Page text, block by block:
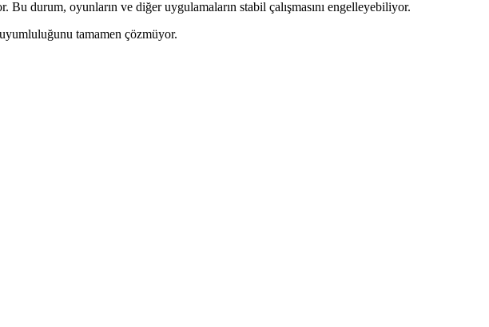
durum, oyunların ve diğer uygulamaların stabil çalışmasını engelleyebiliyor.
tamamen çözmüyor.